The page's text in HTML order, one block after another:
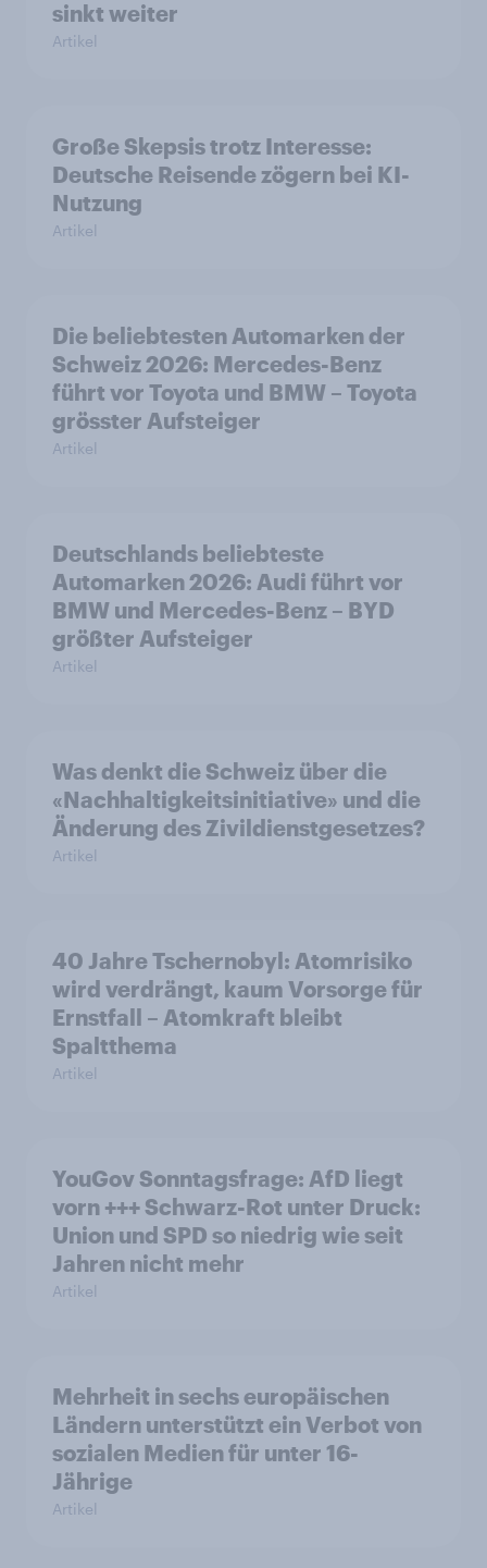
sinkt weiter
Artikel
Große Skepsis trotz Interesse:
Deutsche Reisende zögern bei KI-
Nutzung
Artikel
Die beliebtesten Automarken der
Schweiz 2026: Mercedes-Benz
führt vor Toyota und BMW – Toyota
grösster Aufsteiger
Artikel
Deutschlands beliebteste
Automarken 2026: Audi führt vor
BMW und Mercedes-Benz – BYD
größter Aufsteiger
Artikel
Was denkt die Schweiz über die
«Nachhaltigkeitsinitiative» und die
Änderung des Zivildienstgesetzes?
Artikel
40 Jahre Tschernobyl: Atomrisiko
wird verdrängt, kaum Vorsorge für
Ernstfall – Atomkraft bleibt
Spaltthema
Artikel
YouGov Sonntagsfrage: AfD liegt
vorn +++ Schwarz-Rot unter Druck:
Union und SPD so niedrig wie seit
Jahren nicht mehr
Artikel
Mehrheit in sechs europäischen
Ländern unterstützt ein Verbot von
sozialen Medien für unter 16-
Jährige
Artikel